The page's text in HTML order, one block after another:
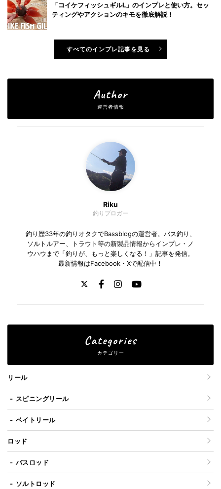
「コイケフィッシュギルL」のインプレと使い方。セッ
ティングやアクションのキモを徹底解説！
すべてのインプレ記事を見る
運営者情報
Author
Riku
釣りブロガー
釣り歴33年の釣りオタクでBassblogの運営者。バス釣り、
ソルトルアー、トラウト等の新製品情報からインプレ・ノ
ウハウまで「釣りが、もっと楽しくなる！」記事を発信。
最新情報はFacebook・Xで配信中！
カテゴリー
Categories
リール
スピニングリール
ベイトリール
ロッド
バスロッド
ソルトロッド